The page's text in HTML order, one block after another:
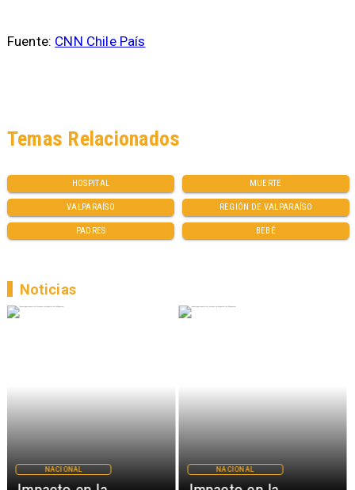
Fuente: CNN Chile País
HOSPITAL MUERTE
VALPARAÍSO REGIÓN DE VALPARAÍSO
PADRES BEBÉ
Temas Relacionados
NACIONAL NACIONAL
Noticias